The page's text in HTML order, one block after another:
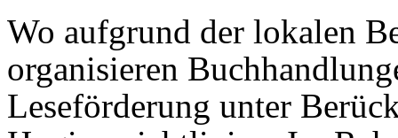
Wo aufgrund der lokalen
organisieren
Leseförderung unter